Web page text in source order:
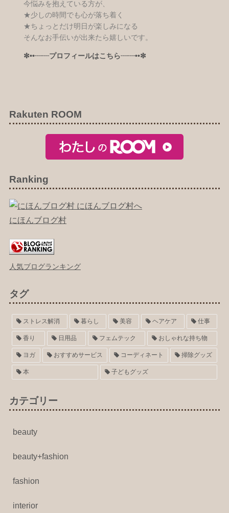
今悩みを抱えている方が、
★少しの時間でも心が落ち着く
★ちょっとだけ明日が楽しみになる
そんなお手伝いが出来たら嬉しいです。
✼••┈┈プロフィールはこちら┈┈••✼
Rakuten ROOM
Ranking
にほんブログ村
人気ブログランキング
タグ
ストレス解消 暮らし 美容 ヘアケア 仕事
香り 日用品 フェムテック おしゃれな持ち物
ヨガ おすすめサービス コーディネート 掃除グッズ
本 子どもグッズ
カテゴリー
beauty
beauty+fashion
fashion
interior